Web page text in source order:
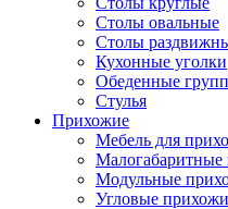
Столы овальные
Столы
Кухонные уголки
Обеденные
Стулья
Прихожие
Мебель для
Малогабаритные
Модульные
Угловые